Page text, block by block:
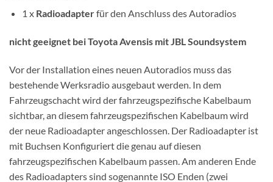
1 x Radioadapterfür den Anschluss des Autoradios
nicht geeignet bei Toyota Avensis mit JBL Soundsystem
Vor der Installation eines neuen Autoradios muss das
bestehende Werksradio ausgebaut werden. In dem
Fahrzeugschacht wird der fahrzeugspezifische Kabelbaum
sichtbar, an diesem fahrzeugspezifischen Kabelbaum wird
der neue Radioadapter angeschlossen. Der Radioadapter ist
mit Buchsen Konfiguriert die genau auf diesen
fahrzeugspezifischen Kabelbaum passen. Am anderen Ende
des Radioadapters sind sogenannte ISO Enden (zwei